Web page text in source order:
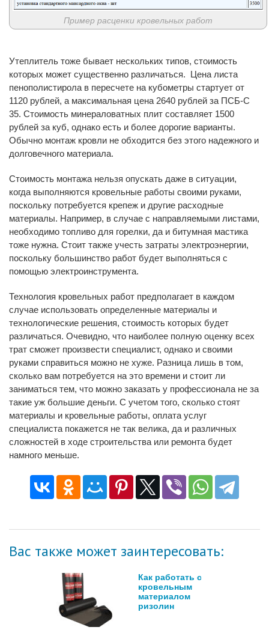
Пример расценки кровельных работ
Утеплитель тоже бывает нескольких типов, стоимость
которых может существенно различаться. Цена листа
пенополистирола в пересчете на кубометры стартует от
1120 рублей, а максимальная цена 2640 рублей за ПСБ-С
35. Стоимость минераловатных плит составляет 1500
рублей за куб, однако есть и более дорогие варианты.
Обычно монтаж кровли не обходится без этого надежного и
долговечного материала.
Стоимость монтажа нельзя опускать даже в ситуации,
когда выполняются кровельные работы своими руками,
поскольку потребуется крепеж и другие расходные
материалы. Например, в случае с направляемыми листами,
необходимо топливо для горелки, да и битумная мастика
тоже нужна. Стоит также учесть затраты электроэнергии,
поскольку большинство работ будет выполняться с
помощью электроинструмента.
Технология кровельных работ предполагает в каждом
случае использовать определенные материалы и
технологические решения, стоимость которых будет
различаться. Очевидно, что наиболее полную оценку всех
трат сможет произвести специалист, однако и своими
руками справиться можно не хуже. Разница лишь в том,
сколько вам потребуется на это времени и стоит ли
заниматься тем, что можно заказать у профессионала не за
такие уж большие деньги. С учетом того, сколько стоят
материалы и кровельные работы, оплата услуг
специалиста покажется не так велика, да и различных
сложностей в ходе строительства или ремонта будет
намного меньше.
Вас также может заинтересовать:
Как работать с
кровельным
материалом
ризолин